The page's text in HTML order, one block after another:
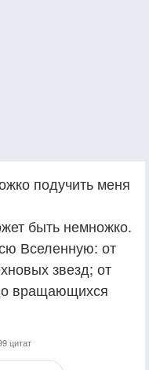
подучить меня
быть немножко.
Вселенную: от
звезд; от
вращающихся
цитат